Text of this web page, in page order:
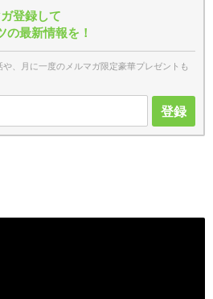
登録して
の最新情報を！
、月に一度のメルマガ限定豪華プレゼントも
登録